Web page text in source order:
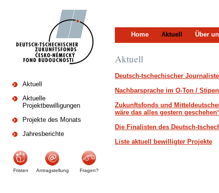
Home Aktuell Über
Aktuell
Aktuelle
Projektbewilligungen
Projekte des Monats
Jahresberichte
Fristen Antragstellung Fragen?
Aktuell
Deutsch-tschechischer
Nachbarsprache im O-Ton /
Zukunftsfonds und
wäre das alles gestern
Die Finalisten des Deutsch-
Liste aktuell bewilligter Projekte